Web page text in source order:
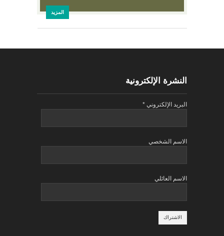
المزيد
النشرة الإلكترونية
البريد الإلكتروني *
الاسم الشخصي
الاسم العائلي